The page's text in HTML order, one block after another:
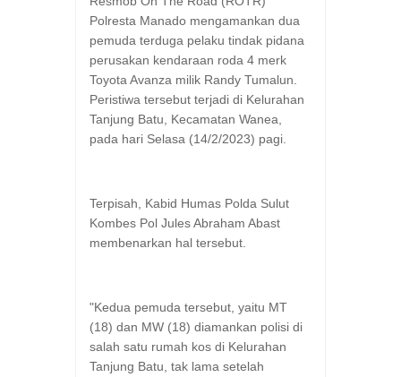
Polresta Manado mengamankan dua
pemuda terduga pelaku tindak pidana
perusakan kendaraan roda 4 merk
Toyota Avanza milik Randy Tumalun.
Peristiwa tersebut terjadi di Kelurahan
Tanjung Batu, Kecamatan Wanea,
pada hari Selasa (14/2/2023) pagi.
Terpisah, Kabid Humas Polda Sulut
Kombes Pol Jules Abraham Abast
membenarkan hal tersebut.
"Kedua pemuda tersebut, yaitu MT
(18) dan MW (18) diamankan polisi di
salah satu rumah kos di Kelurahan
Tanjung Batu, tak lama setelah